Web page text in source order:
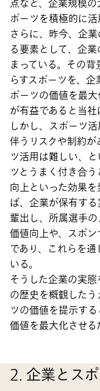
点など、企業規模
ポーツを積極的に活
さらに、昨今、企
る要素として、企
まっている。その
らすスポーツを、
ポーツの価値を最
が有益であると当社
しかし、スポーツ
伴うリスクや制約
ツ活用は難しい、
ツとうまく付き合
向上といった効果
ば、企業が保有す
輩出し、所属選手
価値向上や、スポ
であり、これらを
いる。
そうした企業の実
の歴史を概観した
ツの価値を提示す
価値を最大化させる
2. 企業とス